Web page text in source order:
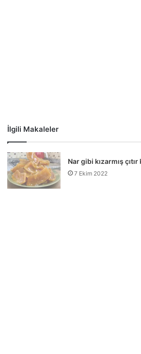
İlgili Makaleler
Nar gibi kızarmış çıtır
7 Ekim 2022